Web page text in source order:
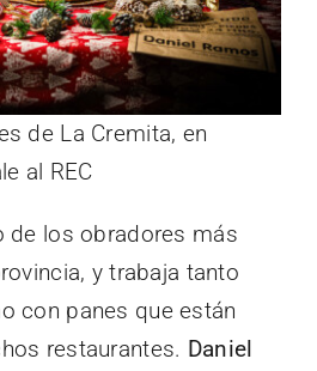
de La Cremita, en
al REC
de los obradores más
y trabaja tanto
con panes que están
restaurantes. Daniel